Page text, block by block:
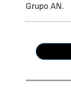
Grupo AN.